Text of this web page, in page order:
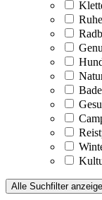
Alle Suchfilter